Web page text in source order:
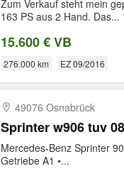
Zum Verkauf steht mein
163 PS aus 2 Hand. Das...
15.600 € VB
276.000 km EZ 09/2016
49076 Osnabrück
Sprinter w906 tuv
Mercedes-Benz Sprinter
Getriebe A1 •...